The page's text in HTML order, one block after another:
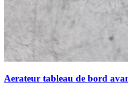
Aerateur tableau de bord